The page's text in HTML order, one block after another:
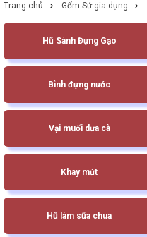
Trang chủ Gốm Sứ gia dụng
Hũ Sành Đựng Gạo
Bình đựng nước
Vại muối dưa cà
Khay mứt
Hũ làm sữa chua